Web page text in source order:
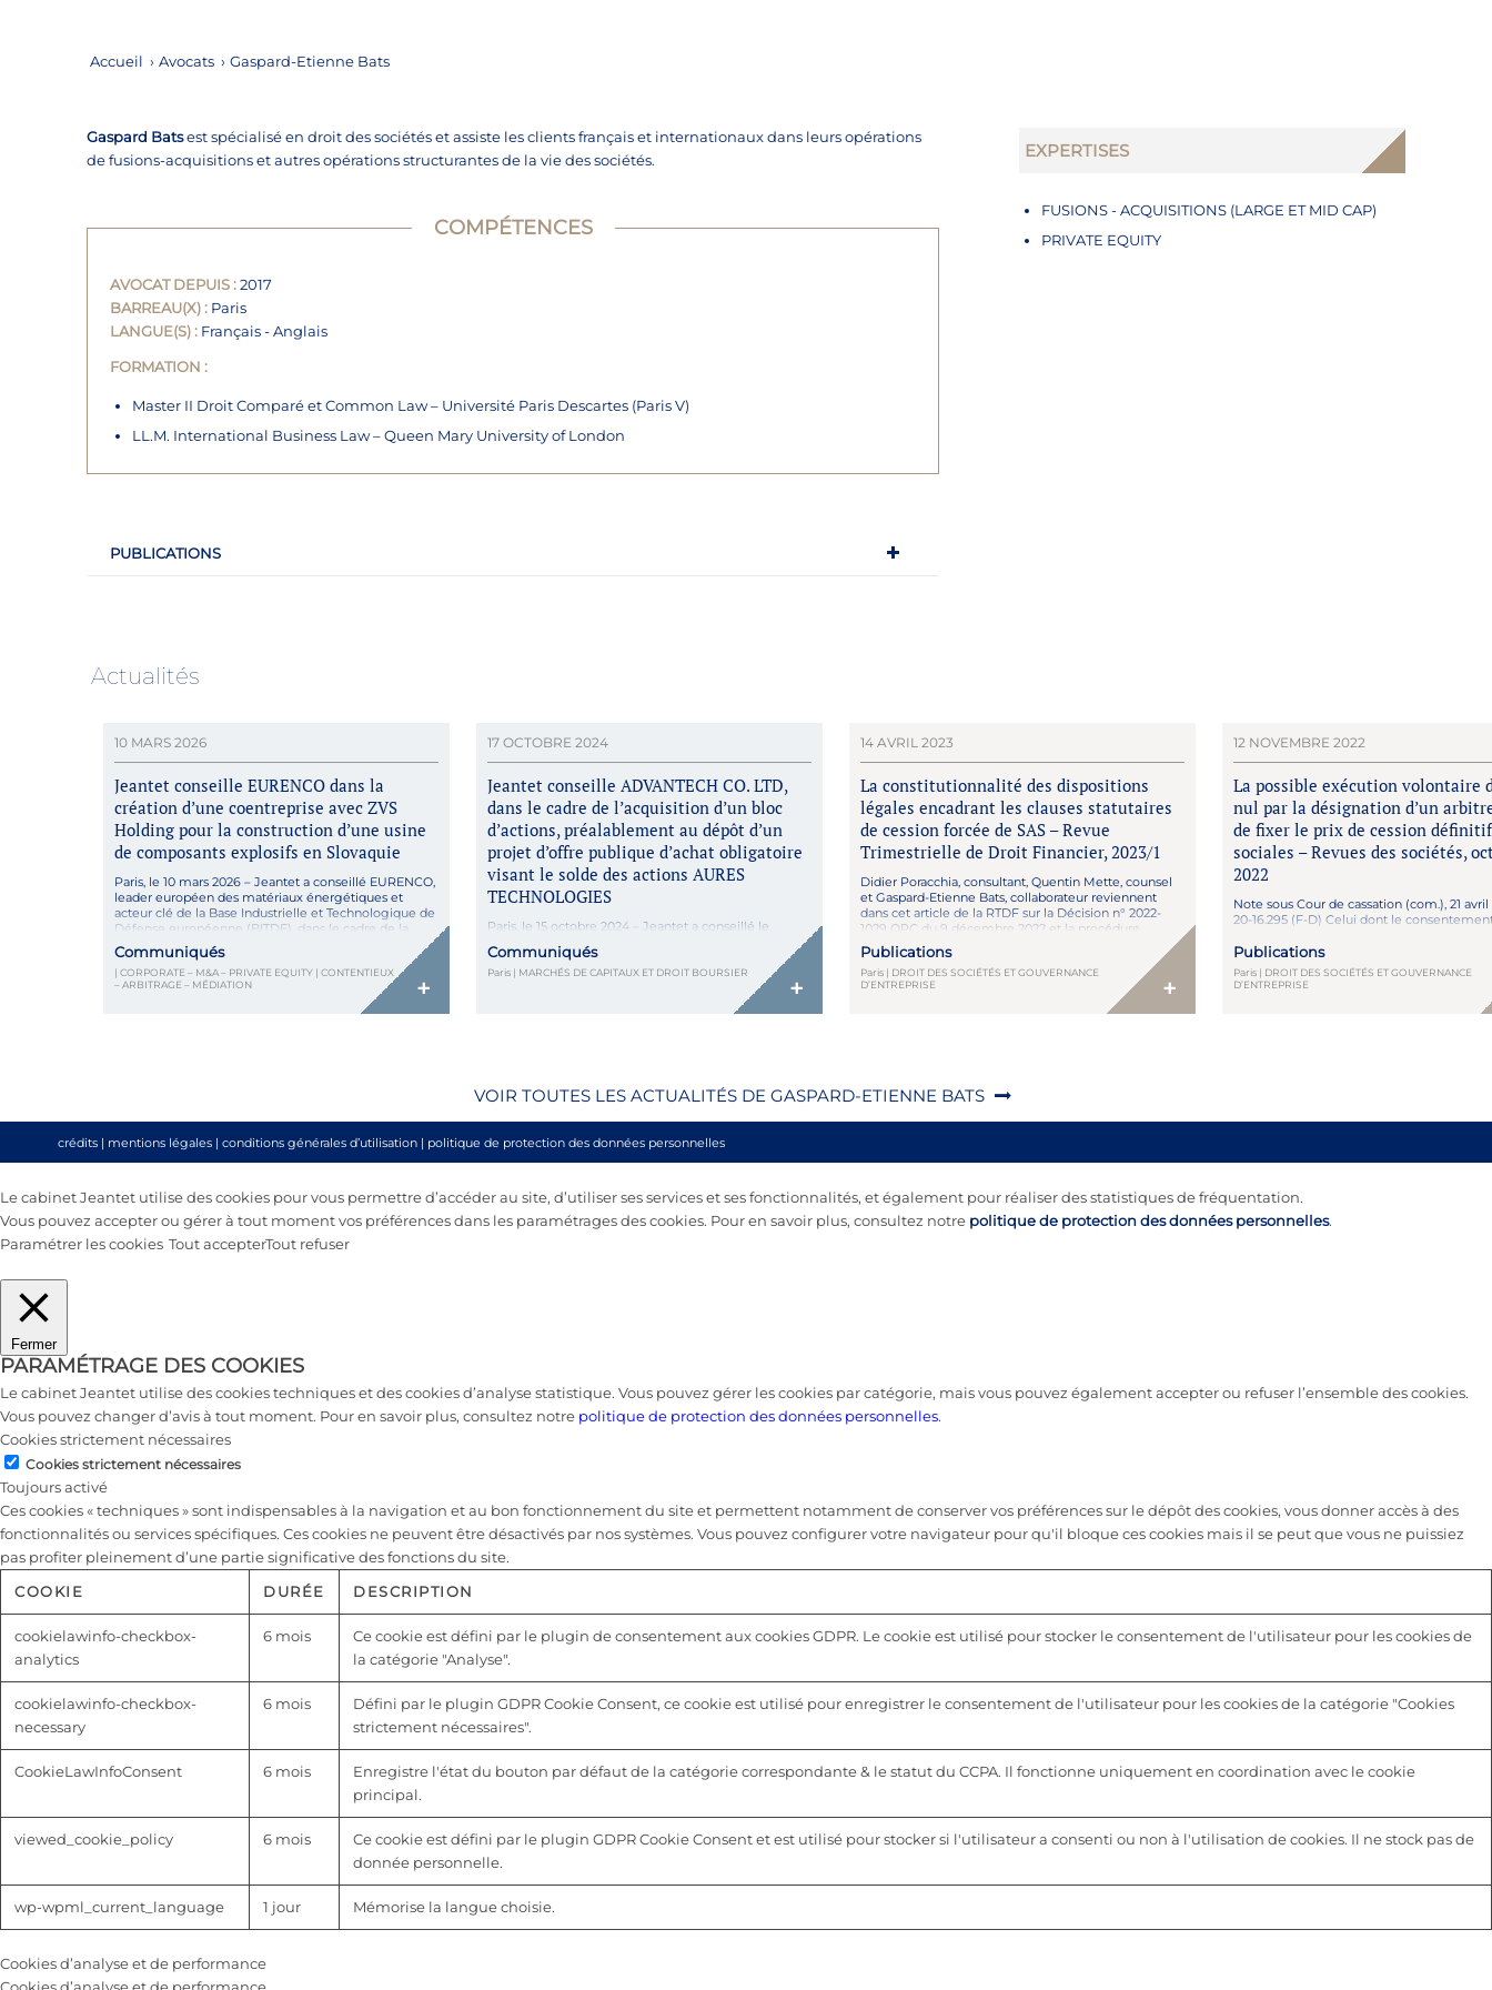
Accueil › Avocats › Gaspard-Etienne Bats
Gaspard Batsest spécialisé en droit des sociétés et assiste les clients français et internationaux dans leurs opérations
de fusions-acquisitions et autres opérationsstructurantes de la vie des sociétés.
COMPÉTENCES
AVOCAT DEPUIS :2017
BARREAU(X) :Paris
LANGUE(S) :Français - Anglais
FORMATION :
Master II DroitComparéetCommon Law – Université Paris Descartes (Paris V)
LL.M. International Business Law– Queen Mary University of London
PUBLICATIONS
EXPERTISES
FUSIONS - ACQUISITIONS (LARGE ET MID CAP)
PRIVATE EQUITY
Actualités
10 MARS 2026
Jeantet conseille EURENCO dans la
création d’une coentreprise avec ZVS
Holding pour la construction d’une usine
de composants explosifs en Slovaquie
Paris, le 10 mars 2026 – Jeantet a conseillé EURENCO,
leader européen des matériaux énergétiques et
acteur clé de la Base Industrielle et Technologique de
Défense européenne (BITDE), dans le cadre de la
création d’une coentreprise avec ZVS Holding, filiale
du groupe de défense tchèque CSG et de l’Etat
Slovaque, en vue de la construction […]
Communiqués
| CORPORATE – M&A – PRIVATE EQUITY | CONTENTIEUX
– ARBITRAGE – MÉDIATION
+
17 OCTOBRE 2024
Jeantet conseille ADVANTECH CO. LTD,
dans le cadre de l’acquisition d’un bloc
d’actions, préalablement au dépôt d’un
projet d’offre publique d’achat obligatoire
visant le solde des actions AURES
TECHNOLOGIES
Paris, le 15 octobre 2024 – Jeantet a conseillé le
groupe taiwanais Advantech Co., Ltd., leader mondial
dans le secteur des systèmes intelligents « IoT »
(Internet of Things) coté à la bourse de Taiwan, dans
le cadre de l’acquisition hors marché d’un bloc
d’actions représentant 35,76% du capital social de la
société Aures Technologies SA auprès […]
Communiqués
Paris | MARCHÉS DE CAPITAUX ET DROIT BOURSIER
+
14 AVRIL 2023
La constitutionnalité des dispositions
légales encadrant les clauses statutaires
de cession forcée de SAS – Revue
Trimestrielle de Droit Financier, 2023/1
Didier Poracchia, consultant, Quentin Mette, counsel
et Gaspard-Etienne Bats, collaborateur reviennent
dans cet article de la RTDF sur la Décision n° 2022-
1029 QPC du 9 décembre 2022 et la procédure
d’exclusion prévue par les statuts d’une SAS.
Publications
Paris | DROIT DES SOCIÉTÉS ET GOUVERNANCE
D’ENTREPRISE
+
12 NOVEMBRE 2022
La possible exécution volontaire
nul par la désignation d’un
de fixer le prix de cession
sociales – Revues des sociétés,
2022
Note sous Cour de cassation (com.), 21 avril
20-16.295 (F-D) Celui dont le
nullité relative qui en découle par une
volontaire de son engagement irrégulier,
connaissance du vice l’affectant. Doit être
Publications
Paris | DROIT DES SOCIÉTÉS ET GOUVERNANCE
D’ENTREPRISE
VOIR TOUTES LES ACTUALITÉS DE GASPARD-ETIENNE BATS
crédits | mentions légales | conditions générales d’utilisation | politique de protection des données personnelles
Le cabinet Jeantet utilise des cookies pour vous permettre d’accéder au site, d’utiliser ses services et ses fonctionnalités, et également pour réaliser des statistiques de fréquentation.
Vous pouvez accepter ou gérer à tout moment vos préférences dans les paramétrages des cookies. Pour en savoir plus, consultez notre politique de protection des données personnelles.
Paramétrer les cookies Tout accepterTout refuser
Fermer
PARAMÉTRAGE DES COOKIES
Le cabinet Jeantet utilise des cookies techniques et des cookies d’analyse statistique. Vous pouvez gérer les cookies par catégorie, mais vous pouvez également accepter ou refuser l’ensemble des cookies.
Vous pouvez changer d’avis à tout moment. Pour en savoir plus, consultez notre politique de protection des données personnelles.
Cookies strictement nécessaires
Cookies strictement nécessaires
Toujours activé
Ces cookies « techniques » sont indispensables à la navigation et au bon fonctionnement du site et permettent notamment de conserver vos préférences sur le dépôt des cookies, vous donner accès à des
fonctionnalités ou services spécifiques. Ces cookies ne peuvent être désactivés par nos systèmes. Vous pouvez configurer votre navigateur pour qu'il bloque ces cookies mais il se peut que vous ne puissiez
pas profiter pleinement d’une partie significative des fonctions du site.
COOKIE
DURÉE DESCRIPTION
cookielawinfo-checkbox-
analytics
6 mois
Ce cookie est défini par le plugin de consentement aux cookies GDPR. Le cookie est utilisé pour stocker le consentement de l'utilisateur pour les cookies de
la catégorie "Analyse".
cookielawinfo-checkbox-
necessary
6 mois
Défini par le plugin GDPR Cookie Consent, ce cookie est utilisé pour enregistrer le consentement de l'utilisateur pour les cookies de la catégorie "Cookies
strictement nécessaires".
CookieLawInfoConsent 6 mois
Enregistre l'état du bouton par défaut de la catégorie correspondante & le statut du CCPA. Il fonctionne uniquement en coordination avec le cookie
principal.
viewed_cookie_policy 6 mois
Ce cookie est défini par le plugin GDPR Cookie Consent et est utilisé pour stocker si l'utilisateur a consenti ou non à l'utilisation de cookies. Il ne stock pas de
donnée personnelle.
wp-wpml_current_language 1 jour Mémorise la langue choisie.
Cookies d’analyse et de performance